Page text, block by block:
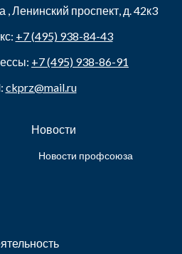
Ленинский проспект, д. 42к3
+7 (495) 938-84-43
+7 (495) 938-86-91
ckprz@mail.ru
Новости
Новости профсоюза